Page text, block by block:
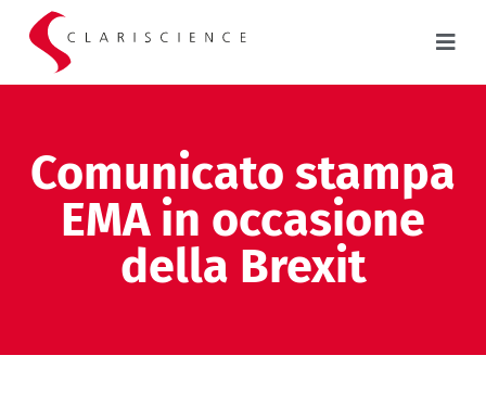
Comunicato stampa
EMA in occasione
della Brexit